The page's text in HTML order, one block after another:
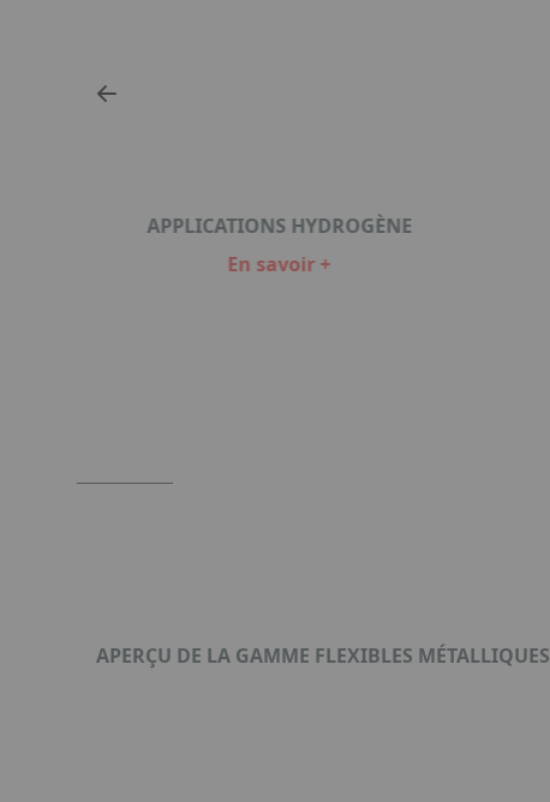
APPLICATIONS HYDROGÈNE
En savoir +
APERÇU DE LA GAMME FLEXIBLES MÉTALLIQUES